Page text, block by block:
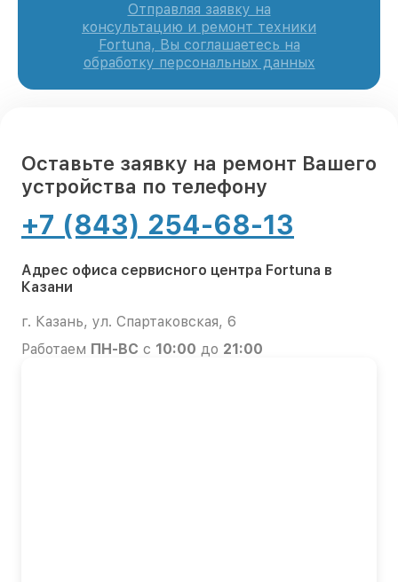
Отправляя заявку на
консультацию и ремонт техники
Fortuna, Вы соглашаетесь на
обработку персональных данных
Оставьте заявку на ремонт Вашего
устройства по телефону
+7 (843) 254-68-13
Адрес офиса сервисного центра Fortuna в
Казани
г. Казань, ул. Спартаковская, 6
Работаем ПН-ВС с 10:00 до 21:00